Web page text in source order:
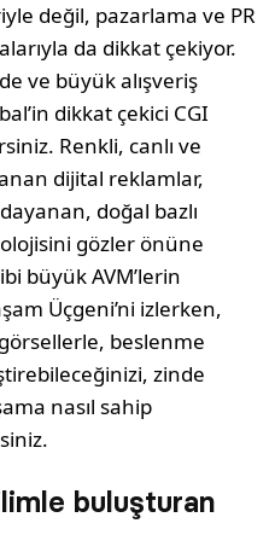
değil, pazarlama ve PR
da dikkat çekiyor.
ve büyük alışveriş
dikkat çekici CGI
Renkli, canlı ve
dijital reklamlar,
doğal bazlı
gözler önüne
büyük AVM’lerin
Üçgeni’ni izlerken,
görsellerle, beslenme
zinde
nasıl sahip
buluşturan